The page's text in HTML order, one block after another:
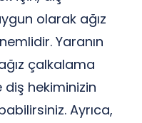
olarak ağız
Yaranın
çalkalama
diş hekiminizin
Ayrıca,